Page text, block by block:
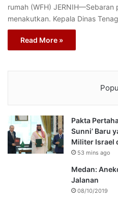
rumah (WFH)
menakutkan. Kepala Dinas
Read More »
Pakta
Sunni’ Baru
Militer Israel
53 mins ago
Medan:
Jalanan
08/10/2019